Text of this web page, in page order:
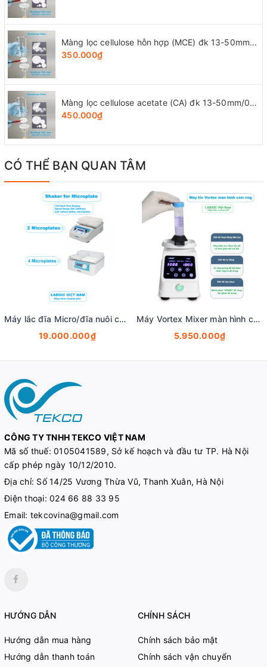
Màng lọc cellulose hỗn hợp (MCE) đk 13-50mm/0.22µm, 4x25 chiếc/hộp, hãng Biosharp
350.000₫
Màng lọc cellulose acetate (CA) đk 13-50mm/0.45µm, 4x25 chiếc/hộp, hãng Biosharp
450.000₫
CÓ THỂ BẠN QUAN TÂM
Máy lắc đĩa Micro/đĩa nuôi cấy (2 vị trí/ 4 vị trí), Shaker for Microplate, hãng LABGIC
19.000.000₫
Máy Vortex Mixer màn hình cảm ứng, tốc độ 300-3000rpm, biên độ 3mm, L-VM-C, hãng LABGIC
5.950.000₫
CÔNG TY TNHH TEKCO VIỆT NAM
Mã số thuế: 0105041589, Sở kế hoạch và đầu tư TP. Hà Nội
cấp phép ngày 10/12/2010.
Địa chỉ: Số 14/25 Vương Thừa Vũ, Thanh Xuân, Hà Nội
Điện thoại: 024 66 88 33 95
Email: tekcovina@gmail.com
HƯỚNG DẪN
Hướng dẫn mua hàng
Hướng dẫn thanh toán
CHÍNH SÁCH
Chính sách bảo mật
Chính sách vận chuyển